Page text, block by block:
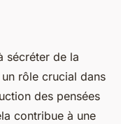
sécréter de la
rôle crucial dans
des pensées
contribue à une